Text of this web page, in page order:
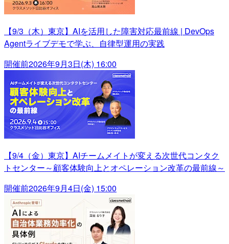
【9/3（木）東京】AIを活用した障害対応最前線 | DevOps
Agentライブデモで学ぶ、自律型運用の実践
開催前2026年9月3日(木) 16:00
【9/4（金）東京】AIチームメイトが変える次世代コンタク
トセンター～顧客体験向上とオペレーション改革の最前線～
開催前2026年9月4日(金) 15:00